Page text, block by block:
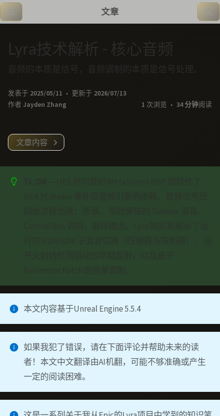
文章
Lyra技术解析 - 核心音频
音频的本质是信号，音频调制的本质是信号处理。
发表于 2025/05/11 更新于 2026/07/13
作者 Jayden Zhang 1 次浏览 34 分钟阅读
文章内容
本文内容基于Unreal Engine 5.5.4
如果我犯了错误，请在下面评论并帮助未来的读
者！本文中文翻译由AI机翻，可能不够准确或产生
一定的阅读困难。